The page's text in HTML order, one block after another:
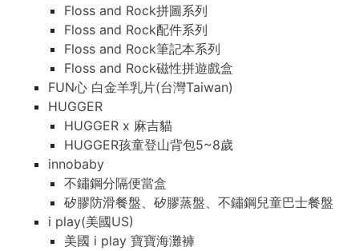
Floss and Rock拼圖系列
Floss and Rock配件系列
Floss and Rock筆記本系列
Floss and Rock磁性拼遊戲盒
FUN心 白金羊乳片(台灣Taiwan)
HUGGER
HUGGER x 麻吉貓
HUGGER孩童登山背包5~8歲
innobaby
不鏽鋼分隔便當盒
矽膠防滑餐盤、矽膠蒸盤、不鏽鋼兒童巴士餐盤
i play(美國US)
美國 i play 寶寶海灘褲